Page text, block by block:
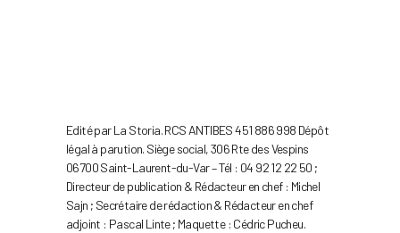
Edité par La Storia. RCS ANTIBES 451 886 998 Dépôt
légal à parution. Siège social, 306 Rte des Vespins
06700 Saint-Laurent-du-Var – Tél : 04 92 12 22 50 ;
Directeur de publication & Rédacteur en chef : Michel
Sajn ; Secrétaire de rédaction & Rédacteur en chef
adjoint : Pascal Linte ; Maquette : Cédric Pucheu.